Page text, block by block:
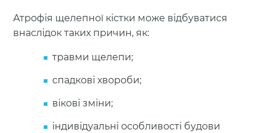
Атрофія щелепної кістки може відбуватися
внаслідок таких причин, як:
травми щелепи;
спадкові хвороби;
вікові зміни;
індивідуальні особливості будови